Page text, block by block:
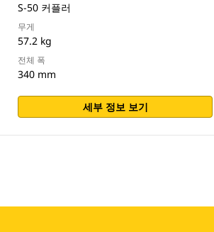
S-50 커플러
무게
57.2 kg
전체 폭
340 mm
세부 정보 보기